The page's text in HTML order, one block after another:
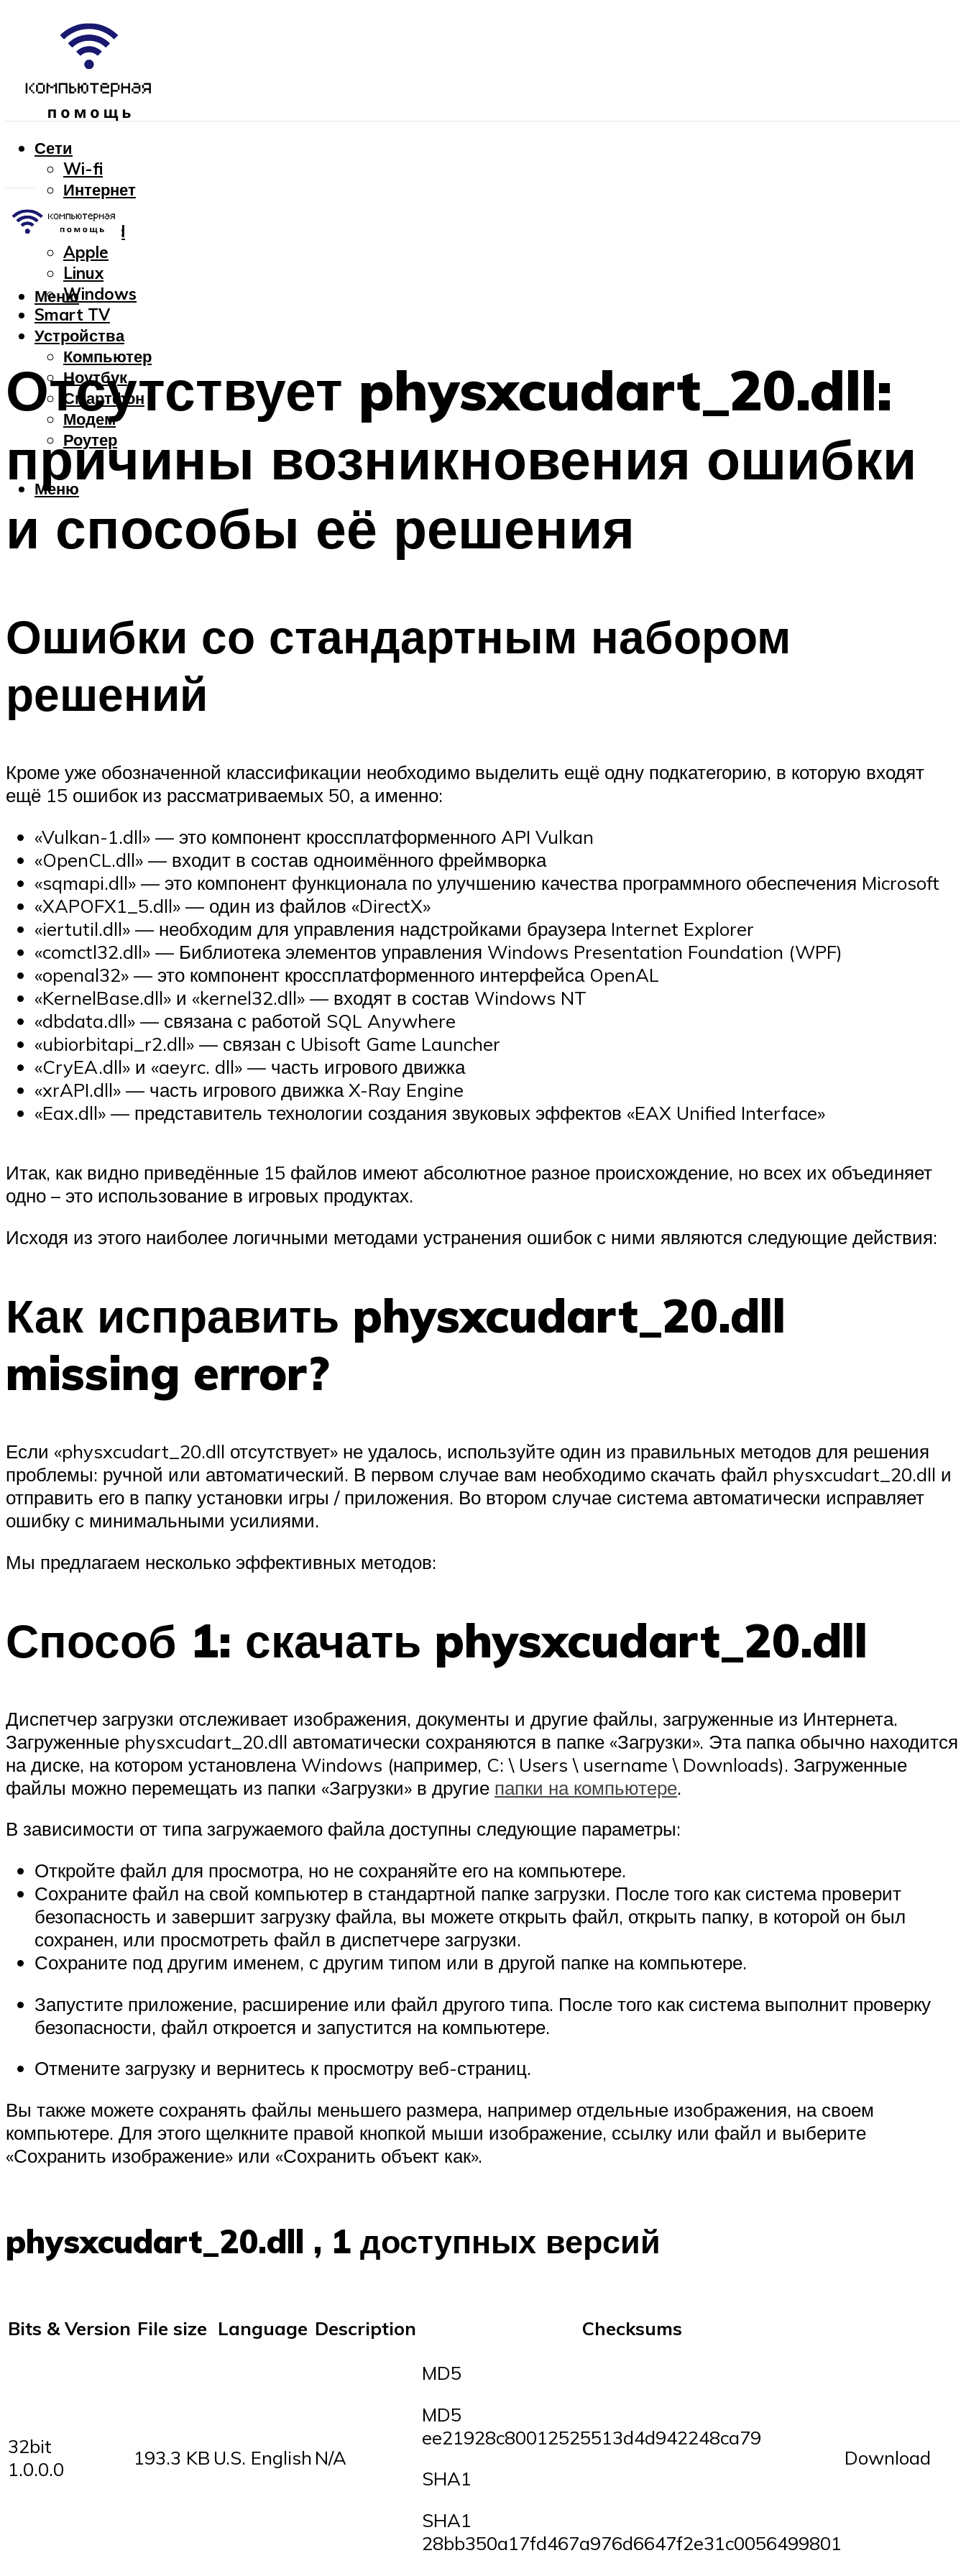
Сети
Wi-fi
Интернет
OC
Android
Apple
Linux
Windows
Smart TV
Устройства
Компьютер
Ноутбук
Смартфон
Модем
Роутер
Меню
Меню
Отсутствует physxcudart_20.dll:
причины возникновения ошибки
и способы её решения
Ошибки со стандартным набором
решений
Кроме уже обозначенной классификации необходимо выделить ещё одну подкатегорию, в которую входят
ещё 15 ошибок из рассматриваемых 50, а именно:
«Vulkan-1.dll» — это компонент кроссплатформенного API Vulkan
«OpenCL.dll» — входит в состав одноимённого фреймворка
«sqmapi.dll» — это компонент функционала по улучшению качества программного обеспечения Microsoft
«XAPOFX1_5.dll» — один из файлов «DirectX»
«iertutil.dll» — необходим для управления надстройками браузера Internet Explorer
«comctl32.dll» — Библиотека элементов управления Windows Presentation Foundation (WPF)
«openal32» — это компонент кроссплатформенного интерфейса OpenAL
«KernelBase.dll» и «kernel32.dll» — входят в состав Windows NT
«dbdata.dll» — связана с работой SQL Anywhere
«ubiorbitapi_r2.dll» — связан с Ubisoft Game Launcher
«CryEA.dll» и «aeyrc. dll» — часть игрового движка
«xrAPI.dll» — часть игрового движка X-Ray Engine
«Eax.dll» — представитель технологии создания звуковых эффектов «EAX Unified Interface»
Итак, как видно приведённые 15 файлов имеют абсолютное разное происхождение, но всех их объединяет
одно – это использование в игровых продуктах.
Исходя из этого наиболее логичными методами устранения ошибок с ними являются следующие действия:
Как исправить physxcudart_20.dll
missing error?
Если «physxcudart_20.dll отсутствует» не удалось, используйте один из правильных методов для решения
проблемы: ручной или автоматический. В первом случае вам необходимо скачать файл physxcudart_20.dll и
отправить его в папку установки игры / приложения. Во втором случае система автоматически исправляет
ошибку с минимальными усилиями.
Мы предлагаем несколько эффективных методов:
Способ 1: скачать physxcudart_20.dll
Диспетчер загрузки отслеживает изображения, документы и другие файлы, загруженные из Интернета.
Загруженные physxcudart_20.dll автоматически сохраняются в папке «Загрузки». Эта папка обычно находится
на диске, на котором установлена ​​Windows (например, C: \ Users \ username \ Downloads). Загруженные
файлы можно перемещать из папки «Загрузки» в другие папки на компьютере.
В зависимости от типа загружаемого файла доступны следующие параметры:
Откройте файл для просмотра, но не сохраняйте его на компьютере.
Сохраните файл на свой компьютер в стандартной папке загрузки. После того как система проверит
безопасность и завершит загрузку файла, вы можете открыть файл, открыть папку, в которой он был
сохранен, или просмотреть файл в диспетчере загрузки.
Сохраните под другим именем, с другим типом или в другой папке на компьютере.
Запустите приложение, расширение или файл другого типа. После того как система выполнит проверку
безопасности, файл откроется и запустится на компьютере.
Отмените загрузку и вернитесь к просмотру веб-страниц.
Вы также можете сохранять файлы меньшего размера, например отдельные изображения, на своем
компьютере. Для этого щелкните правой кнопкой мыши изображение, ссылку или файл и выберите
«Сохранить изображение» или «Сохранить объект как».
physxcudart_20.dll , 1 доступных версий
Bits & Version File size Language Description Checksums
32bit
1.0.0.0
193.3 KB U.S. English N/A
MD5
MD5
ee21928c80012525513d4d942248ca79
SHA1
SHA1
28bb350a17fd467a976d6647f2e31c0056499801
Download